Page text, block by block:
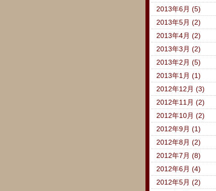
2013年6月 (5)
2013年5月 (2)
2013年4月 (2)
2013年3月 (2)
2013年2月 (5)
2013年1月 (1)
2012年12月 (3)
2012年11月 (2)
2012年10月 (2)
2012年9月 (1)
2012年8月 (2)
2012年7月 (8)
2012年6月 (4)
2012年5月 (2)